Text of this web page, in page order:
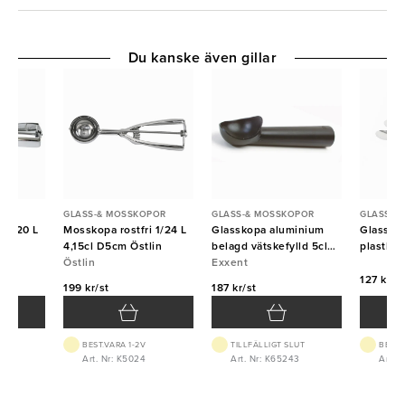
1/20 L
GLASS-& MOSSKOPOR
Mosskopa rostfri 1/24 L
4,15cl D5cm Östlin
Östlin
199 kr/st
BEST.VARA 1-2V
Art. Nr: K5024
GLASS-& MOSSKOPOR
Glasskopa aluminium
belagd vätskefylld 5cl
1/20L
Exxent
187 kr/st
TILLFÄLLIGT SLUT
Art. Nr: K65243
GLASS-&
127 kr/st
Art.
Du kanske även gillar